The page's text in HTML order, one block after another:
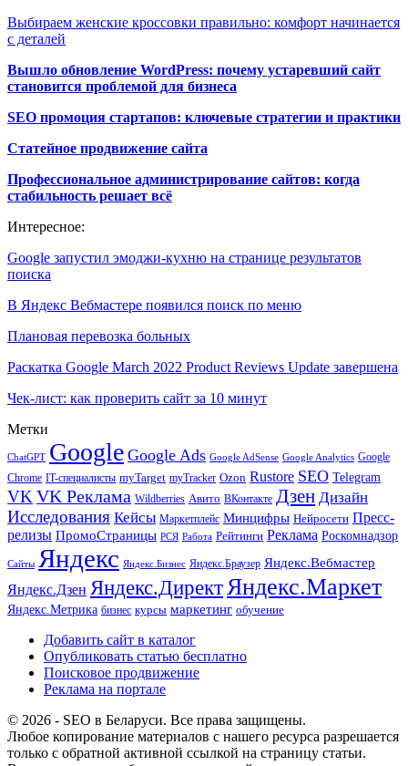
Выбираем женские кроссовки правильно: комфорт начинается
с деталей
Вышло обновление WordPress: почему устаревший сайт
становится проблемой для бизнеса
SEO промоция стартапов: ключевые стратегии и практики
Статейное продвижение сайта
Профессиональное администрирование сайтов: когда
стабильность решает всё
Интересное:
Google запустил эмоджи-кухню на странице результатов
поиска
В Яндекс Вебмастере появился поиск по меню
Плановая перевозка больных
Раскатка Google March 2022 Product Reviews Update завершена
Чек-лист: как проверить сайт за 10 минут
Метки
ChatGPT Google Google Ads Google AdSense Google Analytics Google
Chrome IT-специалисты myTarget myTracker Ozon Rustore SEO Telegram
VK VK Реклама Wildberries Авито ВКонтакте Дзен Дизайн
Исследования Кейсы Маркетплейс Минцифры Нейросети Пресс-
релизы ПромоСтраницы РСЯ Работа Рейтинги Реклама Роскомнадзор
Сайты Яндекс Яндекс.Бизнес Яндекс.Браузер Яндекс.Вебмастер
Яндекс.Дзен Яндекс.ДиректЯндекс.Маркет
Яндекс.Метрика бизнес курсы маркетинг обучение
Добавить сайт в каталог
Опубликовать статью бесплатно
Поисковое продвижение
Реклама на портале
© 2026 - SEO в Беларуси. Все права защищены.
Любое копирование материалов с нашего ресурса разрешается
только с обратной активной ссылкой на страницу статьи.